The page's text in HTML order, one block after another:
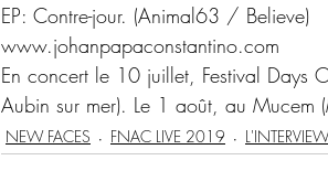
EP: Contre-jour. (Animal63 / Believe)
www.johanpapaconstantino.com
En concert le 10 juillet, Festival Days
Aubin sur mer). Le 1 août, au Mucem
NEW FACES FNAC LIVE 2019